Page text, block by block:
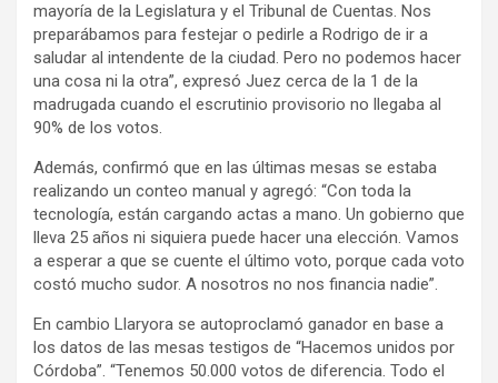
mayoría de la Legislatura y el Tribunal de Cuentas. Nos
preparábamos para festejar o pedirle a Rodrigo de ir a
saludar al intendente de la ciudad. Pero no podemos hacer
una cosa ni la otra”, expresó Juez cerca de la 1 de la
madrugada cuando el escrutinio provisorio no llegaba al
90% de los votos.
Además, confirmó que en las últimas mesas se estaba
realizando un conteo manual y agregó: “Con toda la
tecnología, están cargando actas a mano. Un gobierno que
lleva 25 años ni siquiera puede hacer una elección. Vamos
a esperar a que se cuente el último voto, porque cada voto
costó mucho sudor. A nosotros no nos financia nadie”.
En cambio Llaryora se autoproclamó ganador en base a
los datos de las mesas testigos de “Hacemos unidos por
Córdoba”. “Tenemos 50.000 votos de diferencia. Todo el